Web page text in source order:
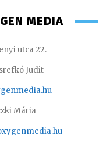
MEDIA
utca 22.
Judit
Mária